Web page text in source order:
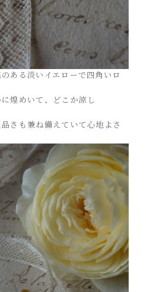
ある淡いイエローで四角いロ
煌めいて、どこか涼し
さも兼ね備えていて心地よさ